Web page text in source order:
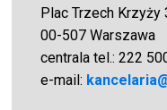
Plac Trzech Krzyży
00-507 Warszawa
centrala tel.: 222
e-mail: